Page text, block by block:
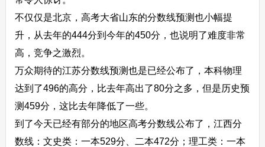
不仅仅是北京，高考大省山东的分数线预测也小幅提
升，从去年的444分到今年的450分，也说明了难度非常
高，竞争之激烈。
万众期待的江苏分数线预测也是已经公布了，本科物理
达到了496的高分，比去年高出了80分之多，但是历史预
测459分，这比去年降低了一些。
到了今天已经有部分的地区高考分数线公布了，江西分
数线：文史类：一本529分、二本472分；理工类：一本